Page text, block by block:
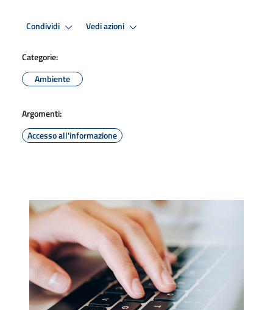
Condividi Vedi azioni
Categorie:
Ambiente
Argomenti:
Accesso all'informazione